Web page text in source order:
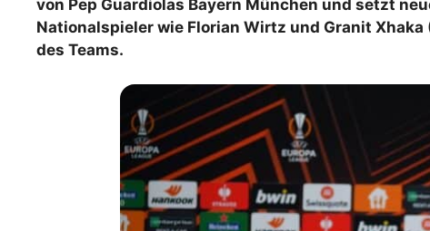
WM 2026
von Pep Guardiolas Bayern München und setzt
Nationalspieler wie Florian Wirtz und Granit
des Teams.